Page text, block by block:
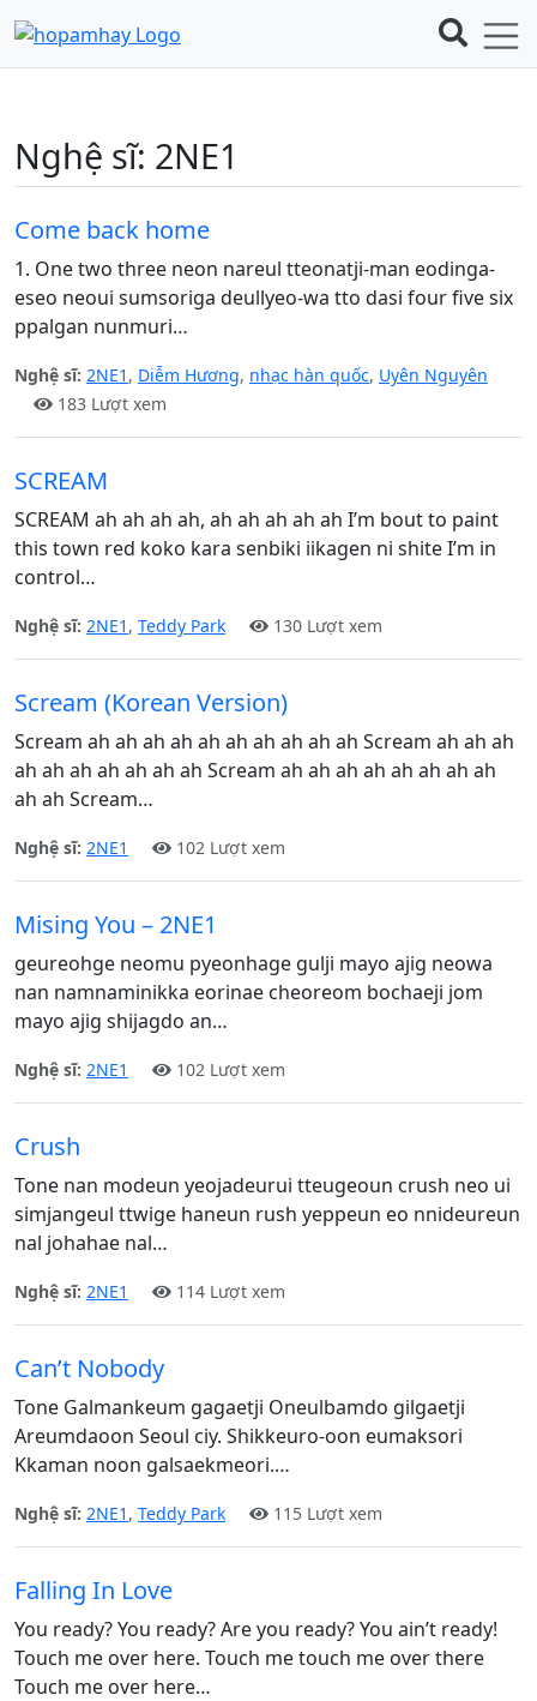
Nghệ sĩ: 2NE1
Come back home
1. One two three neon nareul tteonatji-man eodinga-
eseo neoui sumsoriga deullyeo-wa tto dasi four five six
ppalgan nunmuri…
Nghệ sĩ: 2NE1 , Diễm Hương, nhạc hàn quốc, Uyên Nguyên
183 Lượt xem
SCREAM
SCREAM ah ah ah ah, ah ah ah ah ah I’m bout to paint
this town red koko kara senbiki iikagen ni shite I’m in
control…
Nghệ sĩ: 2NE1 , Teddy Park 130 Lượt xem
Scream (Korean Version)
Scream ah ah ah ah ah ah ah ah ah ah Scream ah ah ah
ah ah ah ah ah ah ah Scream ah ah ah ah ah ah ah ah
ah ah Scream…
Nghệ sĩ: 2NE1 102 Lượt xem
Mising You – 2NE1
geureohge neomu pyeonhage gulji mayo ajig neowa
nan namnaminikka eorinae cheoreom bochaeji jom
mayo ajig shijagdo an…
Nghệ sĩ: 2NE1 102 Lượt xem
Crush
Tone nan modeun yeojadeurui tteugeoun crush neo ui
simjangeul ttwige haneun rush yeppeun eo nnideureun
nal johahae nal…
Nghệ sĩ: 2NE1 114 Lượt xem
Can’t Nobody
Tone Galmankeum gagaetji Oneulbamdo gilgaetji
Areumdaoon Seoul ciy. Shikkeuro-oon eumaksori
Kkaman noon galsaekmeori.…
Nghệ sĩ: 2NE1 , Teddy Park 115 Lượt xem
Falling In Love
You ready? You ready? Are you ready? You ain’t ready!
Touch me over here. Touch me touch me over there
Touch me over here…